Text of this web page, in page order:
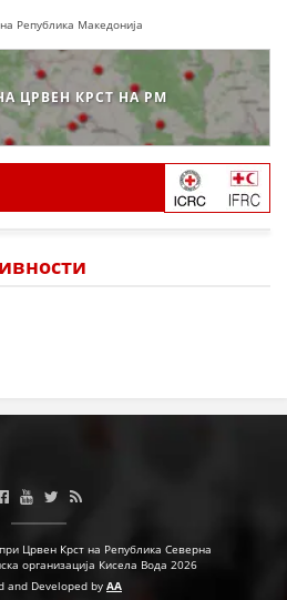
Република Македонија
ЦРВЕН КРСТ НА РМ
Црвен Крст на Република Северна
организација Кисела Вода 2026
and Developed by AA